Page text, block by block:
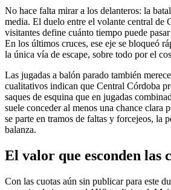
No hace falta mirar a los delanteros: la
media. El duelo entre el volante central de
visitantes define cuánto tiempo puede
En los últimos cruces, ese eje se bloqueó
la única vía de escape, sobre todo por el
Las jugadas a balón parado también
cualitativos indican que Central Córdoba
saques de esquina que en jugadas
suele conceder al menos una chance clara
se parte en tramos de faltas y forcejeos, la
balanza.
El valor que esconden las
Con las cuotas aún sin publicar para este